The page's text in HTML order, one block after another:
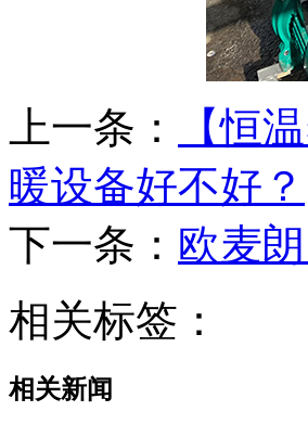
上一条：
【恒
暖设备好不好？
下一条： 欧麦
相关标签：
相关新闻